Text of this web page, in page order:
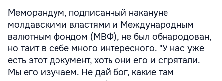
Меморандум, подписанный накануне
молдавскими властями и Международным
валютным фондом (МВФ), не был обнародован,
но таит в себе много интересного. "У нас уже
есть этот документ, хоть они его и спрятали.
Мы его изучаем. Не дай бог, какие там